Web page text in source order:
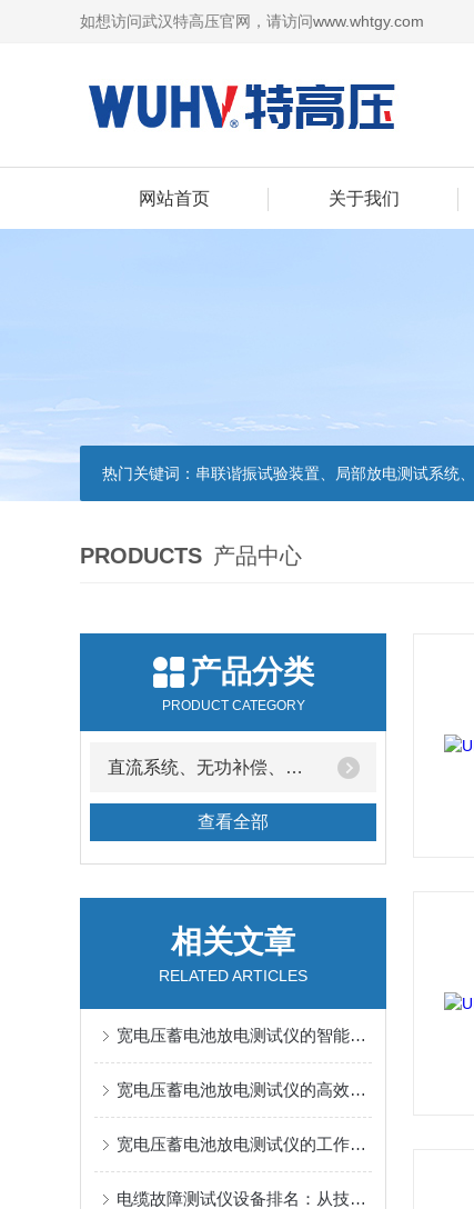
如想访问武汉特高压官网，请访问www.whtgy.com
网站首页 关于我们
热门关键词： 串联谐振试验装置、局部放电测试系统
PRODUCTS 产品中心
产品分类
PRODUCT CATEGORY
直流系统、无功补偿、电池电机检测仪器
查看全部
相关文章
RELATED ARTICLES
宽电压蓄电池放电测试仪的智能化技术特点
宽电压蓄电池放电测试仪的高效检测实现路径
宽电压蓄电池放电测试仪的工作原理与应用优势
电缆故障测试仪设备排名：从技术原理到现场实战